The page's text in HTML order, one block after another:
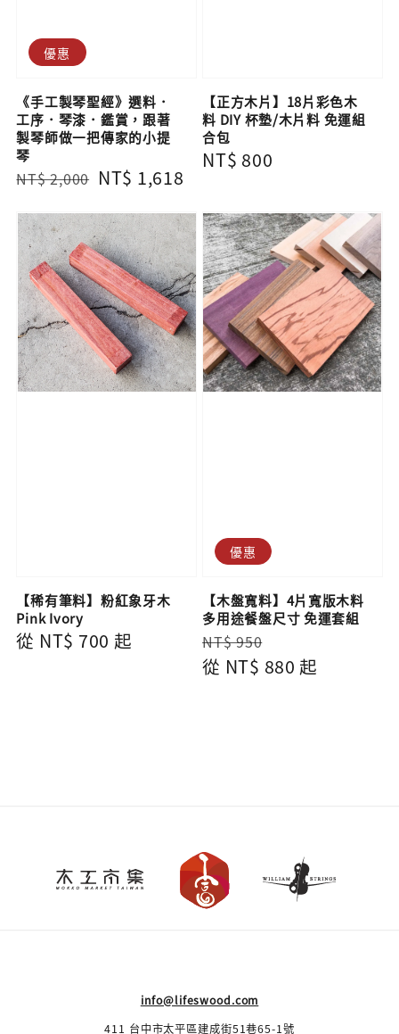
優惠
《手工製琴聖經》選料．
工序．琴漆．鑑賞，跟著
製琴師做一把傳家的小提
琴
Regular
NT$ 2,000 Sale
NT$ 1,618
【正方木片】18片彩色木
料 DIY 杯墊/木片料 免運組
合包
Regular
NT$ 800
【稀有筆料】粉紅象牙木
Pink Ivory
Regular
從 NT$ 700 起
優惠
【木盤寬料】4片寬版木料
多用途餐盤尺寸 免運套組
Regular
price
NT$ 950
price
從 NT$ 880 起
info@lifeswood.com
411 台中市太平區建成街51巷65-1號